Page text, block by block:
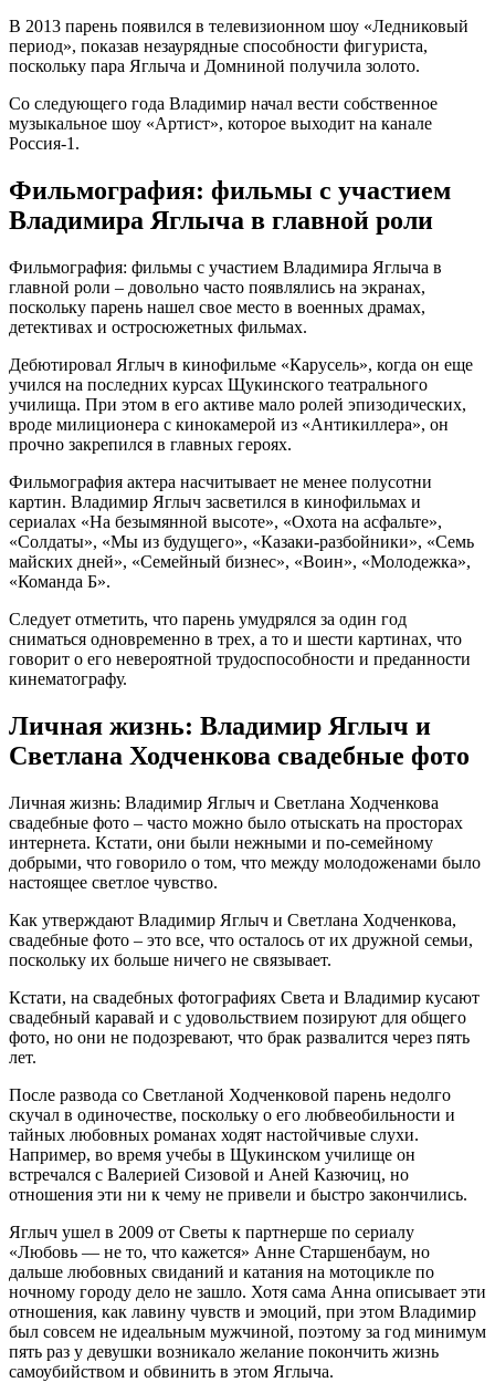
В 2013 парень появился в телевизионном шоу «Ледниковый
период», показав незаурядные способности фигуриста,
поскольку пара Яглыча и Домниной получила золото.
Со следующего года Владимир начал вести собственное
музыкальное шоу «Артист», которое выходит на канале
Россия-1.
Фильмография: фильмы с участием
Владимира Яглыча в главной роли
Фильмография: фильмы с участием Владимира Яглыча в
главной роли – довольно часто появлялись на экранах,
поскольку парень нашел свое место в военных драмах,
детективах и остросюжетных фильмах.
Дебютировал Яглыч в кинофильме «Карусель», когда он еще
учился на последних курсах Щукинского театрального
училища. При этом в его активе мало ролей эпизодических,
вроде милиционера с кинокамерой из «Антикиллера», он
прочно закрепился в главных героях.
Фильмография актера насчитывает не менее полусотни
картин. Владимир Яглыч засветился в кинофильмах и
сериалах «На безымянной высоте», «Охота на асфальте»,
«Солдаты», «Мы из будущего», «Казаки-разбойники», «Семь
майских дней», «Семейный бизнес», «Воин», «Молодежка»,
«Команда Б».
Следует отметить, что парень умудрялся за один год
сниматься одновременно в трех, а то и шести картинах, что
говорит о его невероятной трудоспособности и преданности
кинематографу.
Личная жизнь: Владимир Яглыч и
Светлана Ходченкова свадебные фото
Личная жизнь: Владимир Яглыч и Светлана Ходченкова
свадебные фото – часто можно было отыскать на просторах
интернета. Кстати, они были нежными и по-семейному
добрыми, что говорило о том, что между молодоженами было
настоящее светлое чувство.
Как утверждают Владимир Яглыч и Светлана Ходченкова,
свадебные фото – это все, что осталось от их дружной семьи,
поскольку их больше ничего не связывает.
Кстати, на свадебных фотографиях Света и Владимир кусают
свадебный каравай и с удовольствием позируют для общего
фото, но они не подозревают, что брак развалится через пять
лет.
После развода со Светланой Ходченковой парень недолго
скучал в одиночестве, поскольку о его любвеобильности и
тайных любовных романах ходят настойчивые слухи.
Например, во время учебы в Щукинском училище он
встречался с Валерией Сизовой и Аней Казючиц, но
отношения эти ни к чему не привели и быстро закончились.
Яглыч ушел в 2009 от Светы к партнерше по сериалу
«Любовь — не то, что кажется» Анне Старшенбаум, но
дальше любовных свиданий и катания на мотоцикле по
ночному городу дело не зашло. Хотя сама Анна описывает эти
отношения, как лавину чувств и эмоций, при этом Владимир
был совсем не идеальным мужчиной, поэтому за год минимум
пять раз у девушки возникало желание покончить жизнь
самоубийством и обвинить в этом Яглыча.